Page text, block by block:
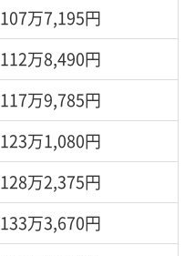
107万7,195円
112万8,490円
117万9,785円
123万1,080円
128万2,375円
133万3,670円